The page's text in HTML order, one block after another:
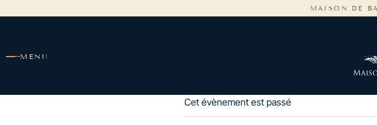
MAISON DE
principal
MENU
Cet évènement est passé